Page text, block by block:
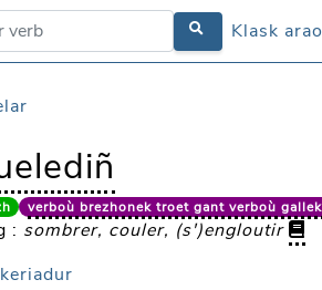
Klask
Klask
verboù brezhonek troet gant verboù
: sombrer, couler, (s')engloutir